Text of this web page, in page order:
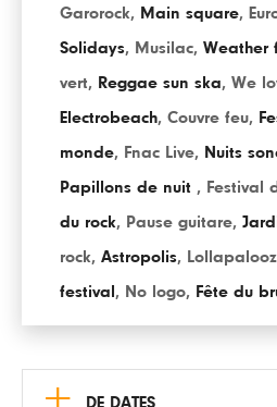
Garorock, Main square,
Solidays, Musilac, Weather
vert, Reggae sun ska, We
Electrobeach, Couvre feu,
monde, Fnac Live, Nuits
Papillons de nuit , Festival
du rock, Pause guitare,
rock, Astropolis,
festival , No logo, Fête du
DE DATES